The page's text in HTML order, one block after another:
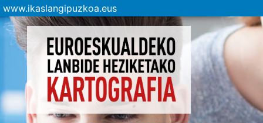
www.ikaslangipuzkoa.eus